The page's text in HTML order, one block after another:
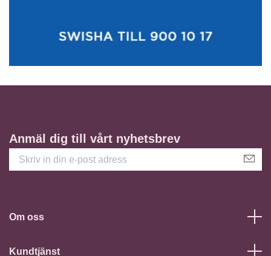
Anmäl dig till vårt nyhetsbrev
Om oss
Kundtjänst